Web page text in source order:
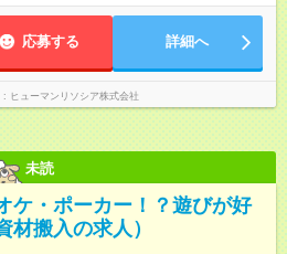
応募する 詳細へ
ヒューマンリソシア株式会社
未読
ケ・ポーカー！？遊びが好
材搬入の求人）